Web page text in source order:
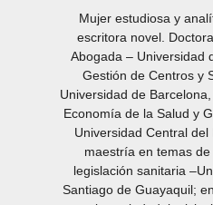
Mujer estudiosa y
escritora novel.
Abogada – Universidad
Gestión de Centros y
Universidad de
Economía de la Salud y
Universidad Central
maestría en temas
legislación sanitaria
Santiago de Guayaquil;